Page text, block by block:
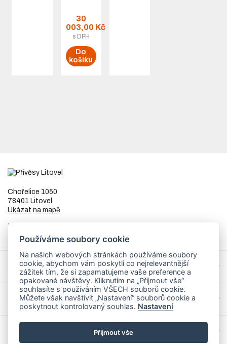
30
003,00 Kč
s DPH
Do
košíku
Chořelice 1050
78401 Litovel
Ukázat na mapě
IČ
DIČCZ8253255307
Přívěsy a náhradní díly
Servis
Mohlo by Vás zajímat
Používáme soubory cookie
Na našich webových stránkách používáme soubory
cookie, abychom vám poskytli co nejrelevantnější
zážitek tím, že si zapamatujeme vaše preference a
opakované návštěvy. Kliknutím na „Přijmout vše“
souhlasíte s používáním VŠECH souborů cookie.
Můžete však navštívit „Nastavení“ souborů cookie a
poskytnout kontrolovaný souhlas. Nastavení
Přijmout vše